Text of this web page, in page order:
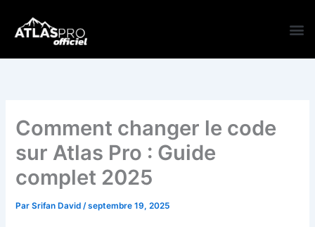
contenu
Comment changer le code
sur Atlas Pro : Guide
complet 2025
ParSrifan David /septembre 19, 2025